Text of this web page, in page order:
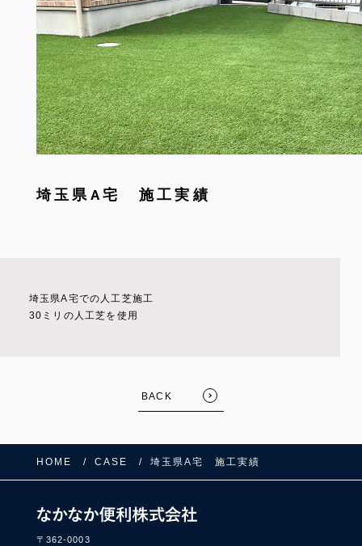
埼玉県A宅 施工実績
埼玉県A宅での人工芝施工
30ミリの人工芝を使用
BACK
HOME CASE 埼玉県A宅 施工実績
〒362-0003